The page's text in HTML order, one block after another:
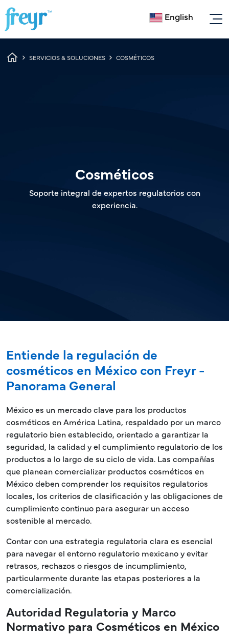
Skip to main content
English
Breadcrumb
SERVICIOS & SOLUCIONES COSMÉTICOS
Cosméticos
Soporte integral de expertos regulatorios con
experiencia.
Entiende la regulación de
cosméticos en México con Freyr -
Panorama General
México es un mercado clave para los productos
cosméticos en América Latina, respaldado por un marco
regulatorio bien establecido, orientado a garantizar la
seguridad, la calidad y el cumplimiento regulatorio de los
productos a lo largo de su ciclo de vida. Las compañías
que planean comercializar productos cosméticos en
México deben comprender los requisitos regulatorios
locales, los criterios de clasificación y las obligaciones de
cumplimiento continuo para asegurar un acceso
sostenible al mercado.
Contar con una estrategia regulatoria clara es esencial
para navegar el entorno regulatorio mexicano y evitar
retrasos, rechazos o riesgos de incumplimiento,
particularmente durante las etapas posteriores a la
comercialización.
Autoridad Regulatoria y Marco
Normativo para Cosméticos en México